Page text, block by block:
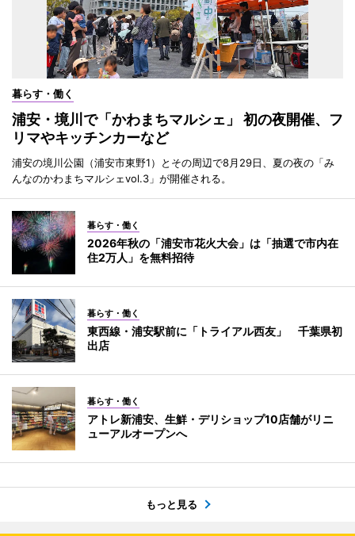
暮らす・働く
浦安・境川で「かわまちマルシェ」 初の夜開催、フ
リマやキッチンカーなど
浦安の境川公園（浦安市東野1）とその周辺で8月29日、夏の夜の「み
んなのかわまちマルシェvol.3」が開催される。
暮らす・働く
2026年秋の「浦安市花火大会」は「抽選で市内在
住2万人」を無料招待
暮らす・働く
東西線・浦安駅前に「トライアル西友」 千葉県初
出店
暮らす・働く
アトレ新浦安、生鮮・デリショップ10店舗がリニ
ューアルオープンへ
もっと見る